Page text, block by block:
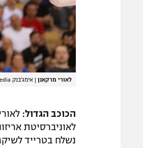
לאורי מרקאנן | אימג'בנק GettyImages, Goran Kovacic/Pixsell/MB Media
הכוכב הגדול:
לאוניברסיטת
נשלח בטרייד